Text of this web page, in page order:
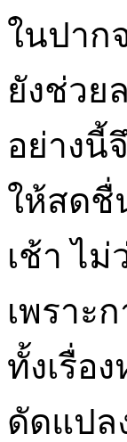
ในปาก
ยังช่วย
อย่างนี้
ให้สดชื่
เช้า ไ
เพราะ
ทั้งเรื่อ
ดัดแปล